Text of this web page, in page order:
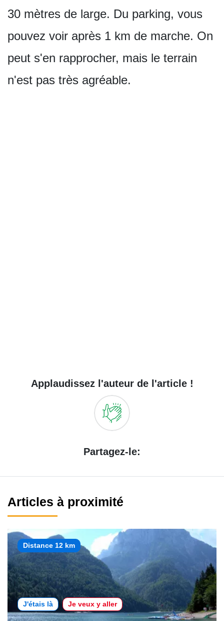
30 mètres de large. Du parking, vous
pouvez voir après 1 km de marche. On
peut s'en rapprocher, mais le terrain
n'est pas très agréable.
Applaudissez l'auteur de l'article !
Partagez-le:
Articles à proximité
Distance 12 km
J'étais là Je veux y aller